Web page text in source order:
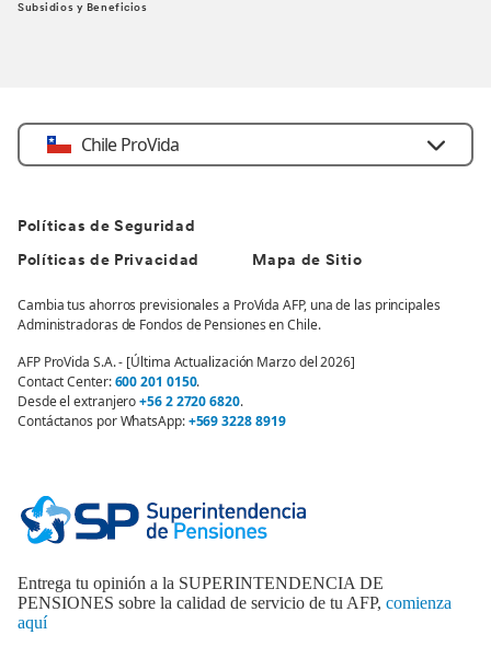
Subsidios y Beneficios
Chile ProVida
Políticas de Seguridad
Políticas de Privacidad Mapa de Sitio
Cambia tus ahorros previsionales a ProVida AFP, una de las principales
Administradoras de Fondos de Pensiones en Chile.
AFP ProVida S.A. - [Última Actualización Marzo del 2026]
Contact Center:600 201 0150.
Desde el extranjero+56 2 2720 6820.
Contáctanos por WhatsApp:+569 3228 8919
Entrega tu opinión a la SUPERINTENDENCIA DE
PENSIONES sobre la calidad de servicio de tu AFP, comienza
aquí